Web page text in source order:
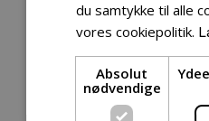
Tilbehør
Tilbehør
Tilbehør
Tilbehør
Tilbehør
du samtykke til alle
vores cookiepolitik.
Absolut
nødvendige